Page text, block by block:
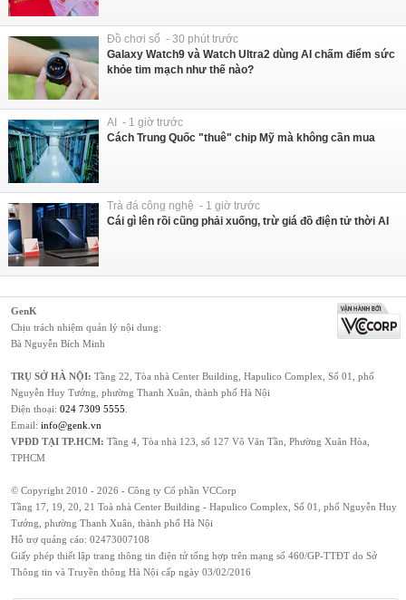
Đồ chơi số - 30 phút trước
Galaxy Watch9 và Watch Ultra2 dùng AI chấm điểm sức
khỏe tim mạch như thế nào?
AI - 1 giờ trước
Cách Trung Quốc "thuê" chip Mỹ mà không cần mua
Trà đá công nghệ - 1 giờ trước
Cái gì lên rồi cũng phải xuống, trừ giá đồ điện tử thời AI
GenK
Chịu trách nhiệm quản lý nội dung:
Bà Nguyễn Bích Minh
TRỤ SỞ HÀ NỘI: Tầng 22, Tòa nhà Center Building, Hapulico Complex, Số 01, phố
Nguyễn Huy Tưởng, phường Thanh Xuân, thành phố Hà Nội
Điện thoại: 024 7309 5555
Email: info@genk.vn
VPĐD TẠI TP.HCM: Tầng 4, Tòa nhà 123, số 127 Võ Văn Tần, Phường Xuân Hòa,
TPHCM
© Copyright 2010 - 2026 - Công ty Cổ phần VCCorp
Tầng 17, 19, 20, 21 Toà nhà Center Building - Hapulico Complex, Số 01, phố Nguyễn Huy
Tưởng, phường Thanh Xuân, thành phố Hà Nội
Hỗ trợ quảng cáo: 02473007108
Giấy phép thiết lập trang thông tin điện tử tổng hợp trên mạng số 460/GP-TTĐT do Sở
Thông tin và Truyền thông Hà Nội cấp ngày 03/02/2016